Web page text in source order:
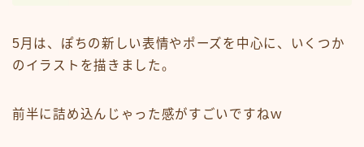
5月は、ぽちの新しい表情やポーズを中心に、いくつか
のイラストを描きました。
前半に詰め込んじゃった感がすごいですねｗ